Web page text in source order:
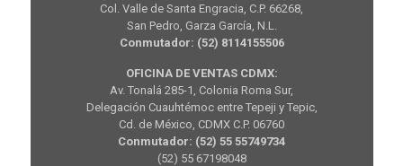
Col. Valle de Santa Engracia, C.P. 66268,
San Pedro, Garza García, N.L.
Conmutador: (52) 8114155506
OFICINA DE VENTAS CDMX:
Av. Tonalá 285-1, Colonia Roma Sur,
Delegación Cuauhtémoc entre Tepeji y Tepic,
Cd. de México, CDMX C.P. 06760
Conmutador: (52) 55 55749734
(52) 55 67198048